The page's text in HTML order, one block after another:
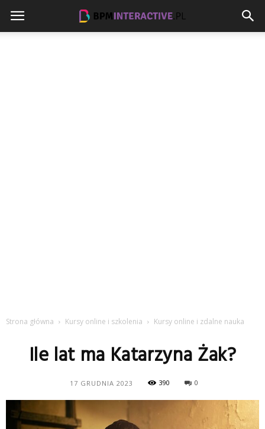
Strona główna Kursy online i szkolenia Kursy online i zdalne nauka
Ile lat ma Katarzyna Żak?
17 GRUDNIA 2023 390 0